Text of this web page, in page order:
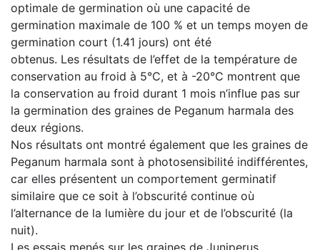
optimale de germination où une capacité de
germination maximale de 100 % et un temps moyen de
germination court (1.41 jours) ont été
obtenus. Les résultats de l’effet de la température de
conservation au froid à 5°C, et à -20°C montrent que
la conservation au froid durant 1 mois n’influe pas sur
la germination des graines de Peganum harmala des
deux régions.
Nos résultats ont montré également que les graines de
Peganum harmala sont à photosensibilité indifférentes,
car elles présentent un comportement germinatif
similaire que ce soit à l’obscurité continue où
l’alternance de la lumière du jour et de l’obscurité (la
nuit).
Les essais menés sur les graines de Juniperus